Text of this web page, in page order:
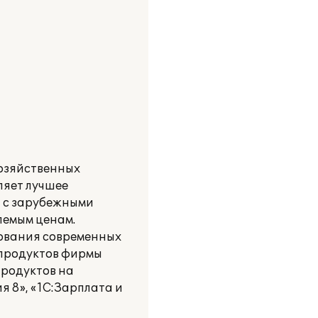
лучшее
зарубежными
ценам.
современных
фирмы
на
8», «1С:Зарплата и